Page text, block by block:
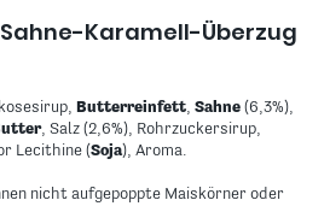
Sahne-Karamell-Überzug
Butterreinfett, Sahne (6,3%),
, Salz (2,6%), Rohrzuckersirup,
Lecithine (Soja), Aroma.
nicht aufgepoppte Maiskörner oder